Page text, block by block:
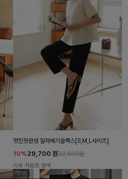
멋진핏완성 일자배기슬랙스[S,M,L사이즈]
10%29,700 원32,900원
리뷰 카운트 영역